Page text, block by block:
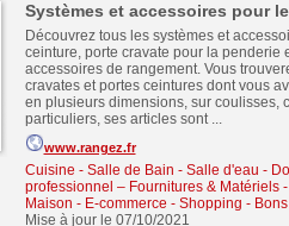
Systèmes et accessoires pour
Découvrez tous les systèmes et
ceinture, porte cravate pour la penderie
accessoires de rangement. Vous
cravates et portes ceintures dont vous
en plusieurs dimensions, sur
particuliers, ses articles sont ...
www.rangez.fr
Cuisine - Salle de Bain - Salle d'eau -
professionnel – Fournitures & Matériels-
Maison - E-commerce - Shopping -
Mise à jour le 07/10/2021